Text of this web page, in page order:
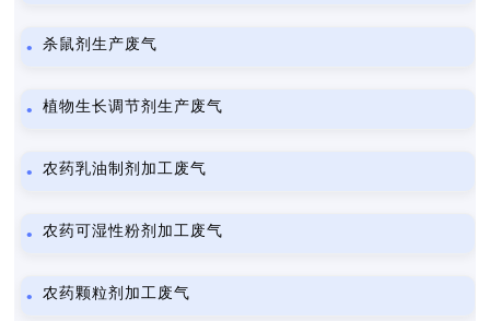
杀鼠剂生产废气
植物生长调节剂生产废气
农药乳油制剂加工废气
农药可湿性粉剂加工废气
农药颗粒剂加工废气